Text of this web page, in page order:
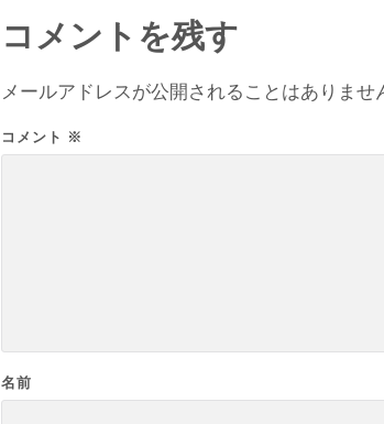
コメントを残す
メールアドレスが公開されることはありませ
コメント ※
名前